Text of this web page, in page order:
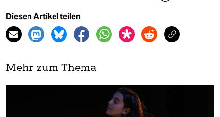
Diesen Artikel teilen
Mehr zum Thema